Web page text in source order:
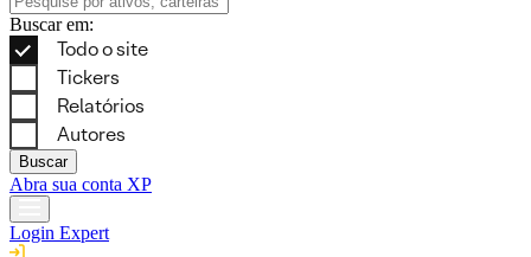
Buscar em:
Buscar
Abra sua conta XP
Login Expert